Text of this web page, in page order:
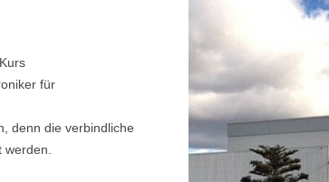
für
denn die verbindliche